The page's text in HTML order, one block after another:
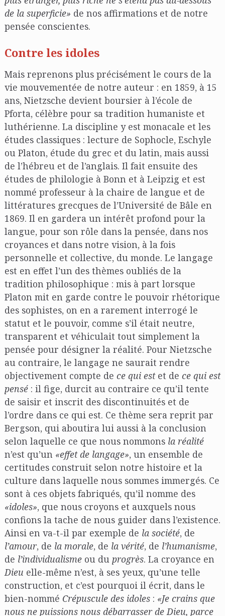
de la superficie» de nos affirmations et de notre
pensée conscientes.
Contre les idoles
Mais reprenons plus précisément le cours de la
vie mouvementée de notre auteur : en 1859, à 15
ans, Nietzsche devient boursier à l’école de
Pforta, célèbre pour sa tradition humaniste et
luthérienne. La discipline y est monacale et les
études classiques : lecture de Sophocle, Eschyle
ou Platon, étude du grec et du latin, mais aussi
de l’hébreu et de l’anglais. Il fait ensuite des
études de philologie à Bonn et à Leipzig et est
nommé professeur à la chaire de langue et de
littératures grecques de l’Université de Bâle en
1869. Il en gardera un intérêt profond pour la
langue, pour son rôle dans la pensée, dans nos
croyances et dans notre vision, à la fois
personnelle et collective, du monde. Le langage
est en effet l’un des thèmes oubliés de la
tradition philosophique : mis à part lorsque
Platon mit en garde contre le pouvoir rhétorique
des sophistes, on en a rarement interrogé le
statut et le pouvoir, comme s’il était neutre,
transparent et véhiculait tout simplement la
pensée pour désigner la réalité. Pour Nietzsche
au contraire, le langage ne saurait rendre
objectivement compte de ce qui estet de ce qui est
pensé: il fige, durcit au contraire ce qu’il tente
de saisir et inscrit des discontinuités et de
l’ordre dans ce qui est. Ce thème sera reprit par
Bergson, qui aboutira lui aussi à la conclusion
selon laquelle ce que nous nommons la réalité
n’est qu’un «effet de langage», un ensemble de
certitudes construit selon notre histoire et la
culture dans laquelle nous sommes immergés. Ce
sont à ces objets fabriqués, qu’il nomme des
«idoles», que nous croyons et auxquels nous
confions la tache de nous guider dans l’existence.
Ainsi en va-t-il par exemple de la société, de
l’amour, de la morale, de la vérité, de l’humanisme,
de l’individualismeou du progrès. La croyance en
Dieu elle-même n’est, à ses yeux, qu’une telle
construction, et c’est pourquoi il écrit, dans le
bien-nommé Crépuscule des idoles: «Je crains que
nous ne puissions nous débarrasser de Dieu, parce